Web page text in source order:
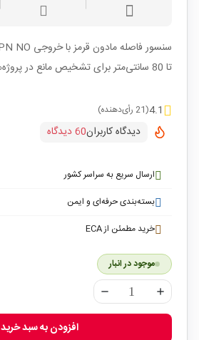
تا 80 سانتی‌متر برای تشخیص مانع در پروژه‌های رباتیک و صنعتی
4.1(21 رأی‌دهنده)
دیدگاه کاربران60 دیدگاه
ارسال سریع به سراسر کشور
بسته‌بندی حرفه‌ای و ایمن
خرید مطمئن از ECA
موجود در انبار
remove add
افزودن به سبد خرید